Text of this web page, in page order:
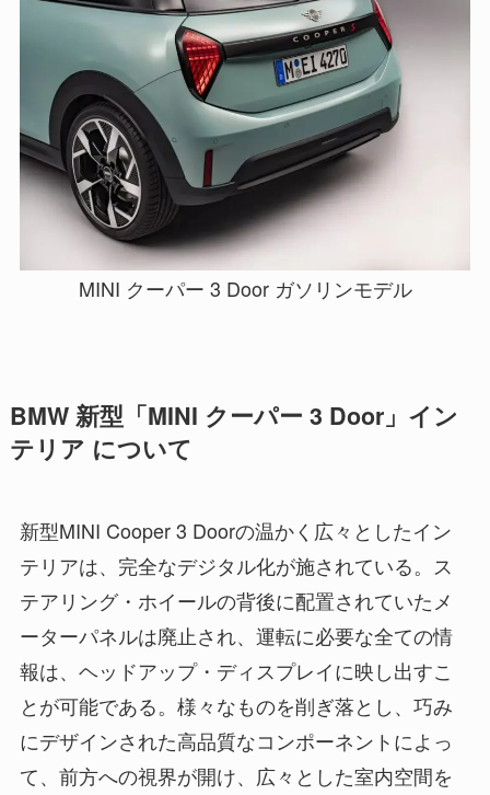
MINI クーパー 3 Door ガソリンモデル
BMW 新型「MINI クーパー 3 Door」イン
テリア について
新型MINI Cooper 3 Doorの温かく広々としたイン
テリアは、完全なデジタル化が施されている。ス
テアリング・ホイールの背後に配置されていたメ
ーターパネルは廃止され、運転に必要な全ての情
報は、ヘッドアップ・ディスプレイに映し出すこ
とが可能である。様々なものを削ぎ落とし、巧み
にデザインされた高品質なコンポーネントによっ
て、前方への視界が開け、広々とした室内空間を